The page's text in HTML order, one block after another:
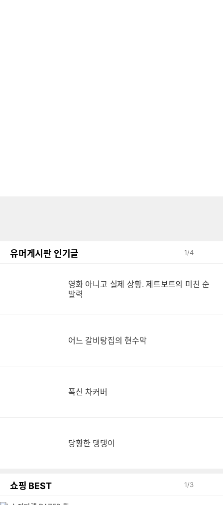
유머게시판 인기글 1/4
영화 아니고 실제 상황. 제트보트의 미친 순
발력
어느 갈비탕집의 현수막
폭신 차커버
당황한 댕댕이
쇼핑 BEST 1/3